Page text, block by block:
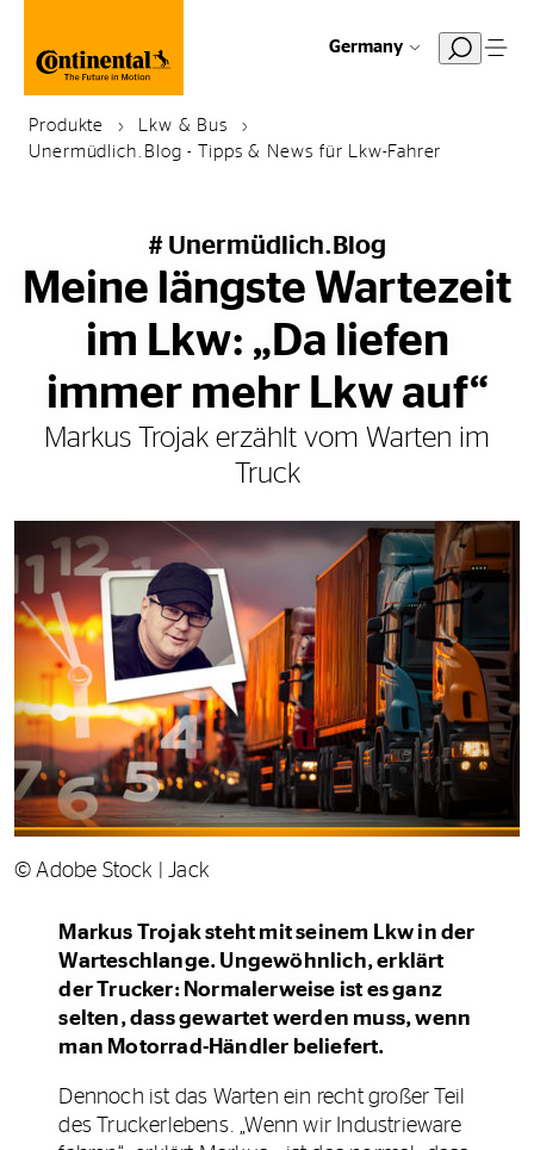
Germany
Produkte
Lkw & Bus
Unermüdlich.Blog - Tipps & News für Lkw-Fahrer
# Unermüdlich.Blog
Meine längste Wartezeit
im Lkw: „Da liefen
immer mehr Lkw auf“
Markus Trojak erzählt vom Warten im
Truck
© Adobe Stock | Jack
Markus Trojak steht mit seinem Lkw in der
Warteschlange. Ungewöhnlich, erklärt
der Trucker: Normalerweise ist es ganz
selten, dass gewartet werden muss, wenn
man Motorrad-Händler beliefert.
Dennoch ist das Warten ein recht großer Teil
des Truckerlebens. „Wenn wir Industrieware